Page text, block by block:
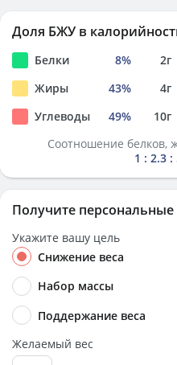
Доля БЖУ в
Белки 8% 2г
Жиры
43% 4г
Углеводы
49% 10г
Соотношение белков,
1 : 2.3 :
Получите
Укажите вашу цель
Снижение веса
Набор массы
Поддержание веса
Желаемый вес